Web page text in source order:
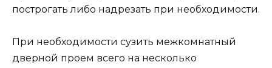
построгать либо надрезать при необходимости.
При необходимости сузить межкомнатный
дверной проем всего на несколько